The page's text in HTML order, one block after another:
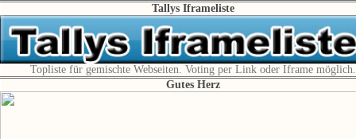
Tallys Iframeliste
Topliste für gemischte Webseiten. Voting per Link oder Iframe möglich.
Gutes Herz